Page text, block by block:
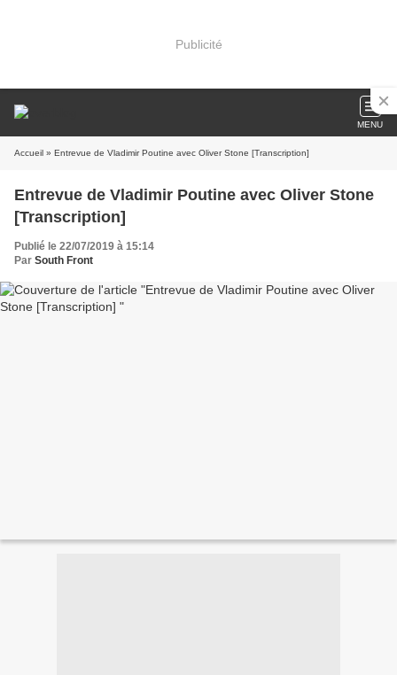
Publicité
MENU
Accueil » Entrevue de Vladimir Poutine avec Oliver Stone [Transcription]
Entrevue de Vladimir Poutine avec Oliver Stone
[Transcription]
Publié le 22/07/2019 à 15:14
Par South Front